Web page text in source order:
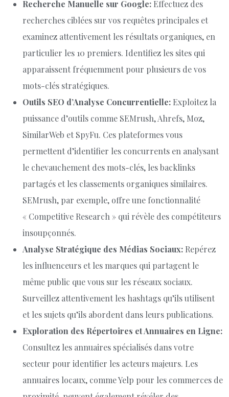
Recherche Manuelle sur Google: Effectuez des
recherches ciblées sur vos requêtes principales et
examinez attentivement les résultats organiques, en
particulier les 10 premiers. Identifiez les sites qui
apparaissent fréquemment pour plusieurs de vos
mots-clés stratégiques.
Outils SEO d’Analyse Concurrentielle: Exploitez la
puissance d’outils comme SEMrush, Ahrefs, Moz,
SimilarWeb et SpyFu. Ces plateformes vous
permettent d’identifier les concurrents en analysant
le chevauchement des mots-clés, les backlinks
partagés et les classements organiques similaires.
SEMrush, par exemple, offre une fonctionnalité
« Competitive Research » qui révèle des compétiteurs
insoupçonnés.
Analyse Stratégique des Médias Sociaux: Repérez
les influenceurs et les marques qui partagent le
même public que vous sur les réseaux sociaux.
Surveillez attentivement les hashtags qu’ils utilisent
et les sujets qu’ils abordent dans leurs publications.
Exploration des Répertoires et Annuaires en Ligne:
Consultez les annuaires spécialisés dans votre
secteur pour identifier les acteurs majeurs. Les
annuaires locaux, comme Yelp pour les commerces de